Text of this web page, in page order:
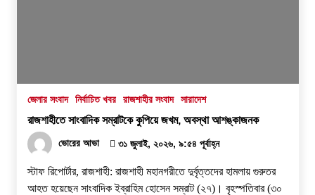
জেলার সংবাদ নির্বাচিত খবর রাজশাহীর সংবাদ সারাদেশ
রাজশাহীতে সাংবাদিক সম্রাটকে কুপিয়ে জখম, অবস্থা আশঙ্কাজনক
ভোরের আভা ৩১ জুলাই, ২০২৬, ৯:৫৪ পূর্বাহ্ন
স্টাফ রিপোর্টার, রাজশাহী: রাজশাহী মহানগরীতে দুর্বৃত্তদের হামলায় গুরুতর
আহত হয়েছেন সাংবাদিক ইব্রাহিম হোসেন সম্রাট (২৭)। বৃহস্পতিবার (৩০